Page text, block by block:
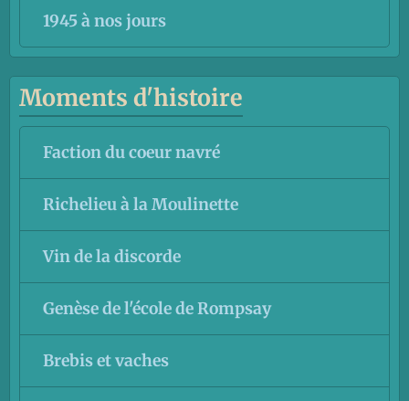
1945 à nos jours
Moments d'histoire
Faction du coeur navré
Richelieu à la Moulinette
Vin de la discorde
Genèse de l'école de Rompsay
Brebis et vaches